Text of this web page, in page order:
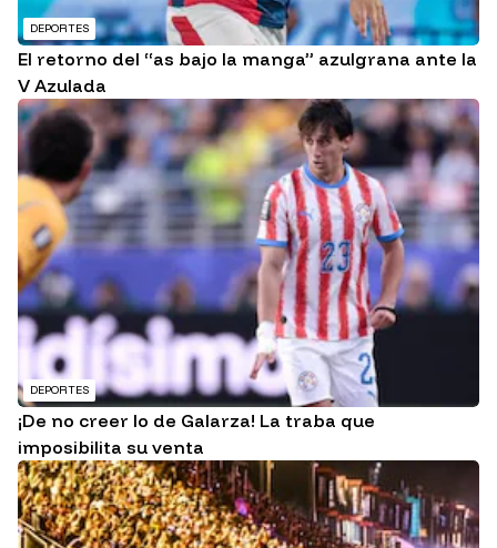
DEPORTES
El retorno del “as bajo la manga” azulgrana ante la
V Azulada
DEPORTES
¡De no creer lo de Galarza! La traba que
imposibilita su venta